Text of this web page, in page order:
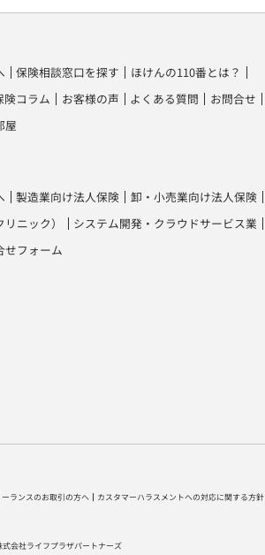
保険相談窓口を探す
ほけんの110番とは？
険コラム お客様の声 よくある質問
お問合せ
屋
製造業向け法人保険
卸・小売業向け法人保険
ニック）
システム開発・クラウドサービス業
せフォーム
ーランスのお取引の方へ カスタマーハラスメントへの対応に関する方針
式会社ライフプラザパートナーズ